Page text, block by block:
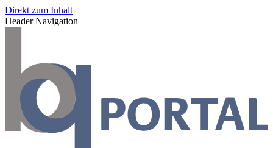
Direkt zum Inhalt
Header Navigation